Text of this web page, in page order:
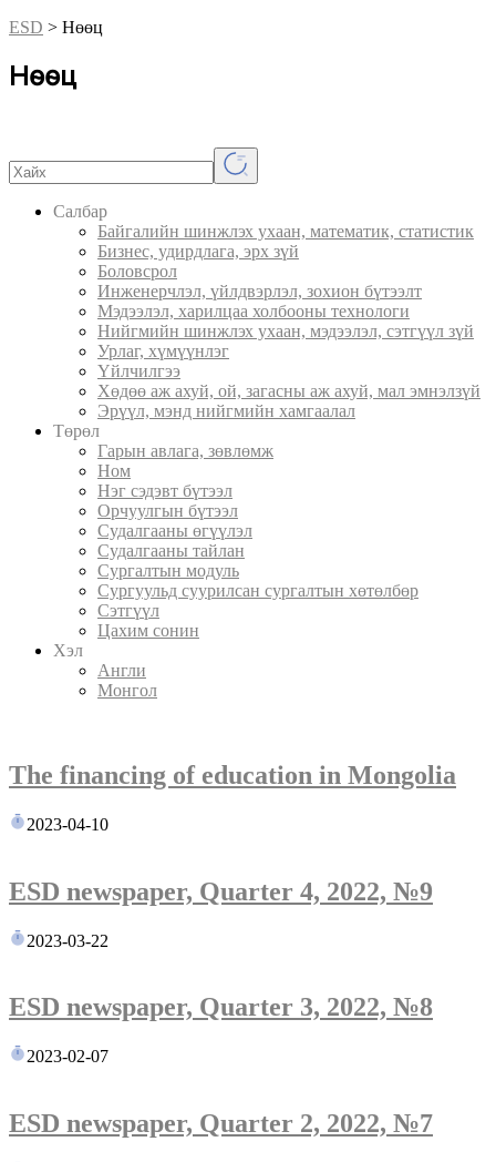
ESD > Нөөц
Нөөц
Салбар
Байгалийн шинжлэх ухаан, математик, статистик
Бизнес, удирдлага, эрх зүй
Боловсрол
Инженерчлэл, үйлдвэрлэл, зохион бүтээлт
Мэдээлэл, харилцаа холбооны технологи
Нийгмийн шинжлэх ухаан, мэдээлэл, сэтгүүл зүй
Урлаг, хүмүүнлэг
Үйлчилгээ
Хөдөө аж ахуй, ой, загасны аж ахуй, мал эмнэлзүй
Эрүүл, мэнд нийгмийн хамгаалал
Төрөл
Гарын авлага, зөвлөмж
Ном
Нэг сэдэвт бүтээл
Орчуулгын бүтээл
Судалгааны өгүүлэл
Судалгааны тайлан
Сургалтын модуль
Сургуульд суурилсан сургалтын хөтөлбөр
Сэтгүүл
Цахим сонин
Хэл
Англи
Монгол
The financing of education in Mongolia
2023-04-10
ESD newspaper, Quarter 4, 2022, №9
2023-03-22
ESD newspaper, Quarter 3, 2022, №8
2023-02-07
ESD newspaper, Quarter 2, 2022, №7